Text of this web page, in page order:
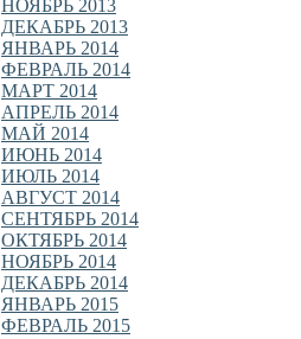
НОЯБРЬ 2013
ДЕКАБРЬ 2013
ЯНВАРЬ 2014
ФЕВРАЛЬ 2014
МАРТ 2014
АПРЕЛЬ 2014
МАЙ 2014
ИЮНЬ 2014
ИЮЛЬ 2014
АВГУСТ 2014
СЕНТЯБРЬ 2014
ОКТЯБРЬ 2014
НОЯБРЬ 2014
ДЕКАБРЬ 2014
ЯНВАРЬ 2015
ФЕВРАЛЬ 2015